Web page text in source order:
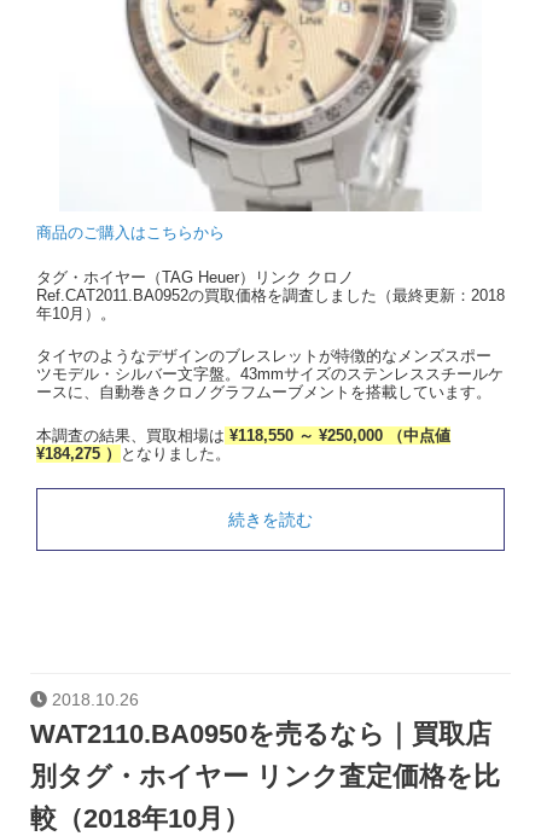
商品のご購入はこちらから
タグ・ホイヤー（TAG Heuer）リンク クロノ
Ref.CAT2011.BA0952の買取価格を調査しました（最終更新：2018
年10月）。
タイヤのようなデザインのブレスレットが特徴的なメンズスポー
ツモデル・シルバー文字盤。43mmサイズのステンレススチールケ
ースに、自動巻きクロノグラフムーブメントを搭載しています。
本調査の結果、買取相場は ¥118,550 ～ ¥250,000 （中点値
¥184,275 ）
となりました。
続きを読む
2018.10.26
WAT2110.BA0950を売るなら｜買取店
別タグ・ホイヤー リンク査定価格を比
較（2018年10月）